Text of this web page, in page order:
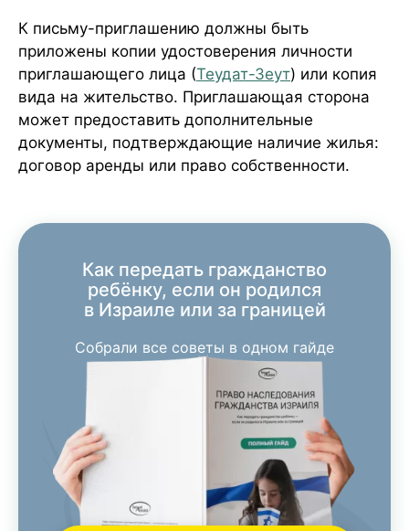
К письму-приглашению должны быть
приложены копии удостоверения личности
приглашающего лица (Теудат-Зеут) или копия
вида на жительство. Приглашающая сторона
может предоставить дополнительные
документы, подтверждающие наличие жилья:
договор аренды или право собственности.
Как передать гражданство
ребёнку, если он родился
в Израиле или за границей
Собрали все советы в одном гайде